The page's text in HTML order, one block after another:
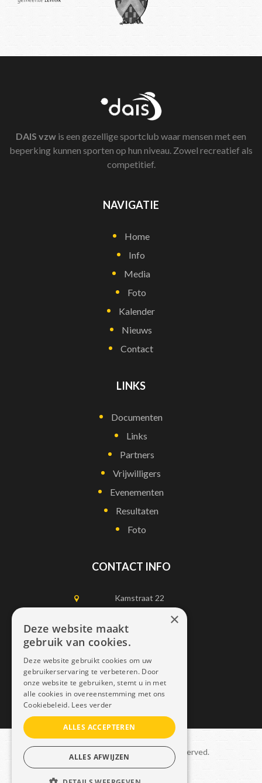
DAIS vzw is een gezellige sportclub waar mensen met een
beperking kunnen sporten op hun niveau. Zowel recreatief als
competitief.
NAVIGATIE
Home
Info
Media
Foto
Kalender
Nieuws
Contact
LINKS
Documenten
Links
Partners
Vrijwilligers
Evenementen
Resultaten
Foto
CONTACT INFO
Kamstraat 22
1750 Lennik
0497452898
info@dais.be
Copyright © 2021 Dais. All rights reserved.
Sitemap–GDPR
×
Deze website maakt
gebruik van cookies.
Deze website gebruikt cookies om uw
gebruikerservaring te verbeteren. Door
onze website te gebruiken, stemt u in met
alle cookies in overeenstemming met ons
Cookiebeleid. Lees verder
ALLES ACCEPTEREN
ALLES AFWIJZEN